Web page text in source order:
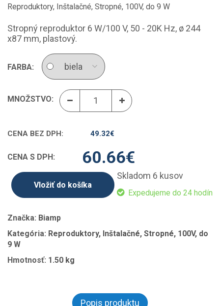
Reproduktory, Inštalačné, Stropné, 100V, do 9 W
Stropný reproduktor 6 W/100 V, 50 - 20K Hz, ø 244
x87 mm, plastový.
FARBA:
MNOŽSTVO:
CENA BEZ DPH: 49.32€
CENA S DPH: 60.66€
Skladom 6 kusov
Expedujeme do 24 hodín
Vložiť do košíka
Značka: Biamp
Kategória: Reproduktory, Inštalačné, Stropné, 100V, do
9 W
Hmotnosť: 1.50 kg
Popis produktu